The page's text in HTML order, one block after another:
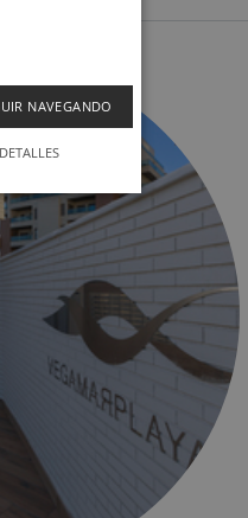
NAVEGANDO